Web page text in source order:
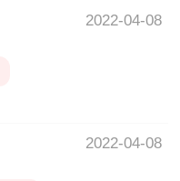
2022-04-08
2022-04-08